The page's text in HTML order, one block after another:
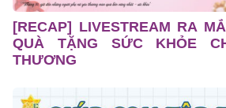
[RECAP] LIVESTREAM RA
QUÀ TẶNG SỨC KHỎE
THƯƠNG